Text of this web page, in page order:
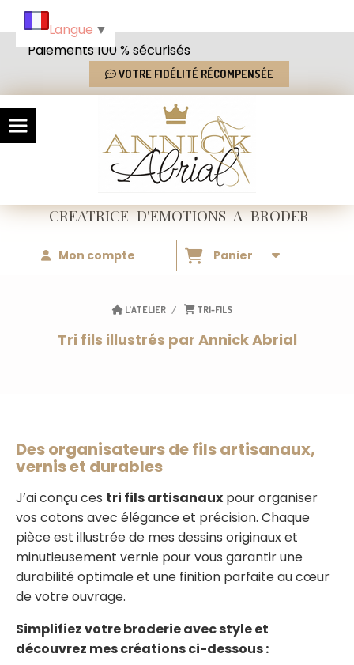
Paiements 100 % sécurisés
VOTRE FIDÉLITÉ RÉCOMPENSÉE
CREATRICED'EMOTIONSA BRODER
Mon compte Panier
L'ATELIER TRI-FILS
Tri fils illustrés par Annick Abrial
Des organisateurs de fils artisanaux,
vernis et durables
J’ai conçu ces tri fils artisanaux pour organiser
vos cotons avec élégance et précision. Chaque
pièce est illustrée de mes dessins originaux et
minutieusement vernie pour vous garantir une
durabilité optimale et une finition parfaite au cœur
de votre ouvrage.
Simplifiez votre broderie avec style et
découvrez mes créations ci-dessous :
Langue ▼